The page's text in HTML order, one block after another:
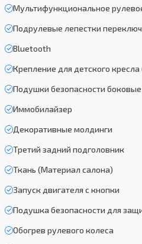
Мультифункциональное
Подрулевые лепестки
Bluetooth
Крепление для детского
Подушки безопасности боковые
Иммобилайзер
Декоративные молдинги
Третий задний подголовник
Ткань (Материал салона)
Запуск двигателя с кнопки
Подушка безопасности для
Обогрев рулевого колеса